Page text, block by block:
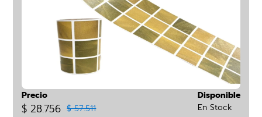
Precio
$ 28.756 $ 57.511
Disponible
En Stock